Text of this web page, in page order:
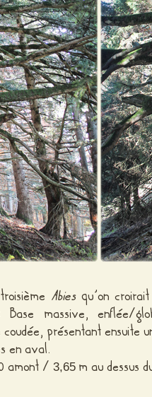
Abies qu’on
Base massive, enflée/
présentant ensuite
en aval.
amont / 3,65 m au dessus